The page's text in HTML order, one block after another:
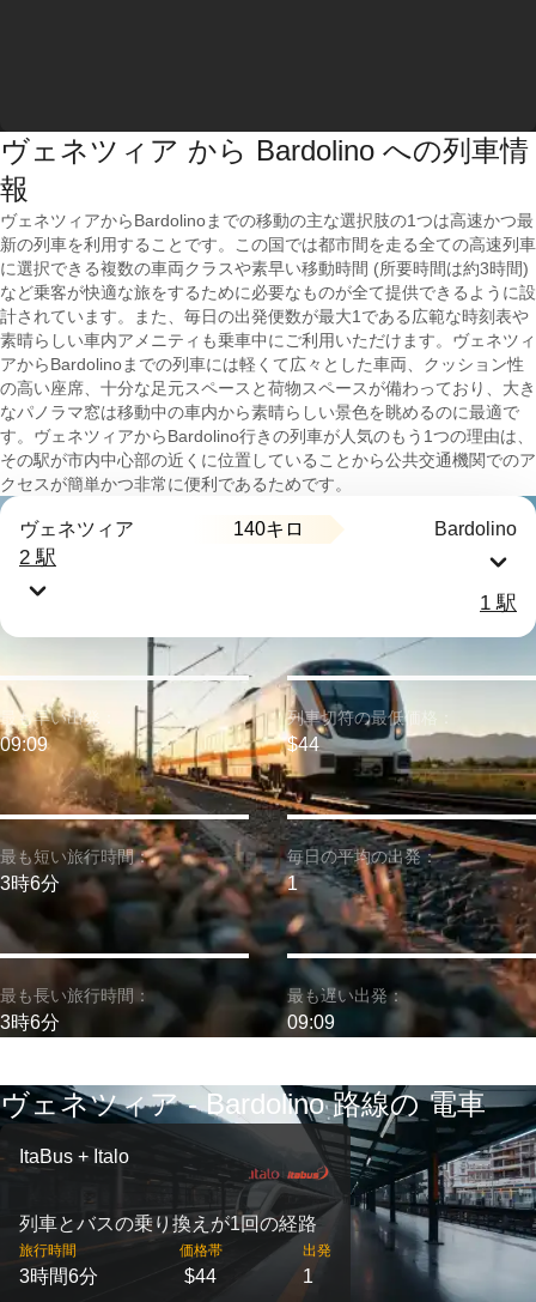
ヴェネツィア から Bardolino への列車情
報
ヴェネツィアからBardolinoまでの移動の主な選択肢の1つは高速かつ最
新の列車を利用することです。この国では都市間を走る全ての高速列車
に選択できる複数の車両クラスや素早い移動時間 (所要時間は約3時間)
など乗客が快適な旅をするために必要なものが全て提供できるように設
計されています。また、毎日の出発便数が最大1である広範な時刻表や
素晴らしい車内アメニティも乗車中にご利用いただけます。ヴェネツィ
アからBardolinoまでの列車には軽くて広々とした車両、クッション性
の高い座席、十分な足元スペースと荷物スペースが備わっており、大き
なパノラマ窓は移動中の車内から素晴らしい景色を眺めるのに最適で
す。ヴェネツィアからBardolino行きの列車が人気のもう1つの理由は、
その駅が市内中心部の近くに位置していることから公共交通機関でのア
クセスが簡単かつ非常に便利であるためです。
ヴェネツィア 140キロ Bardolino
2 駅
1 駅
最も短い旅行時間：
3時6分
最も早い出発：
09:09
最も長い旅行時間：
3時6分
列車切符の最低価格：
$44
毎日の平均の出発：
1
最も遅い出発：
09:09
ヴェネツィア - Bardolino 路線の 電車
ItaBus + Italo
列車とバスの乗り換えが1回の経路
旅行時間
3時間6分
価格帯
$44
出発
1